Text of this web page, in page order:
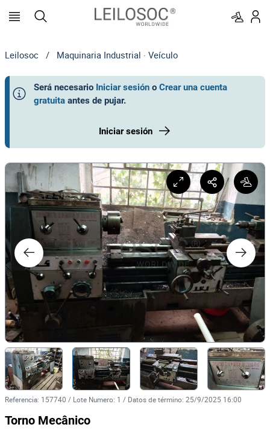
Leilosoc / Maquinaria Industrial · Veículo
Será necesario Iniciar sesión o Crear una cuenta
gratuita antes de pujar.
Iniciar sesión
Referencia: 157740 / Lote Numero: 1 / Datos de término: 25/9/2025 16:00
Torno Mecânico